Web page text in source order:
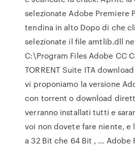
selezionate Adobe Premiere
tendina in alto Dopo di che
selezionate il file amtlib.dll
C:\Program Files Adobe CC
TORRENT Suite ITA
vi proponiamo la versione
con torrent o download
verranno installati tutti e
voi non dovete fare niente, e
a 32 Bit che 64 Bit , … Adobe